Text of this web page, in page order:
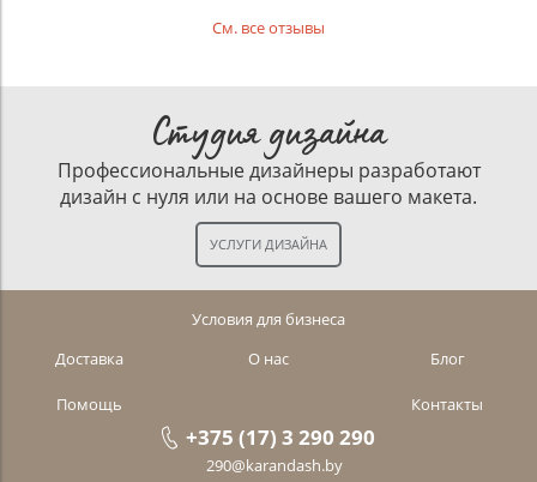
См. все отзывы
Студия дизайна
Профессиональные дизайнеры разработают
дизайн с нуля или на основе вашего макета.
Условия для бизнеса
Доставка
О нас Блог
Помощь Контакты
+375 (17) 3 290 290
290@karandash.by